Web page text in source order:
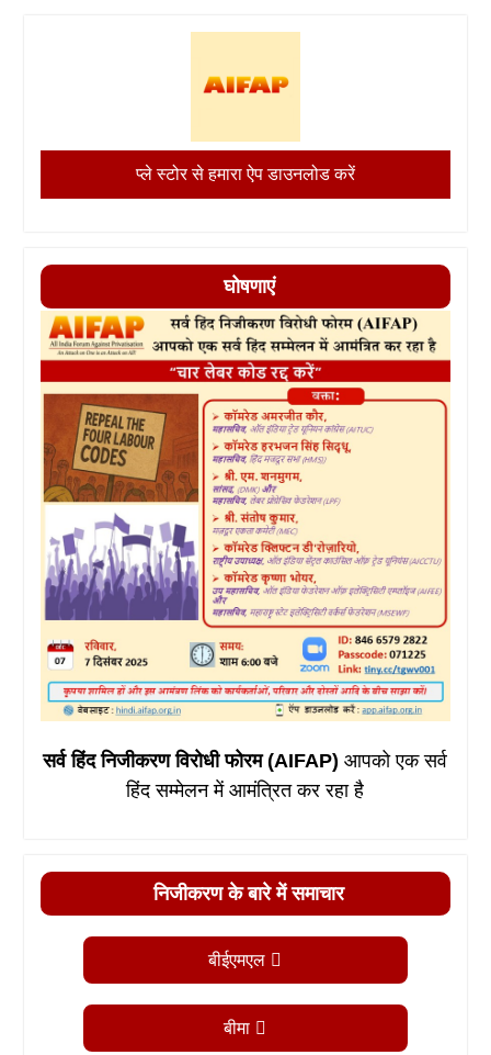
प्ले स्टोर से हमारा ऐप डाउनलोड करें
घोषणाएं
सर्व हिंद निजीकरण विरोधी फोरम (AIFAP)आपको एक सर्व
हिंद सम्मेलन में आमंत्रित कर रहा है
निजीकरण के बारे में समाचार
बीईएमएल
बीमा